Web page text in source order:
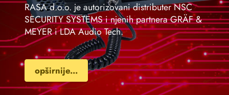
RASA d.o.o. je autorizovani distributer NSC
SECURITY SYSTEMS i njenih partnera GRÄF &
MEYER i LDA Audio Tech.
opširnije...